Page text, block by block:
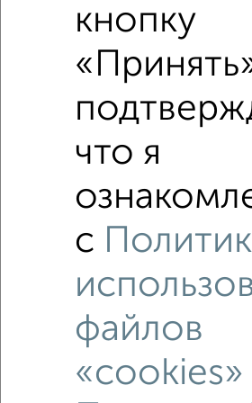
Рядом, с меньшей ценой
кнопку
что я
с
файлов
«cookies»